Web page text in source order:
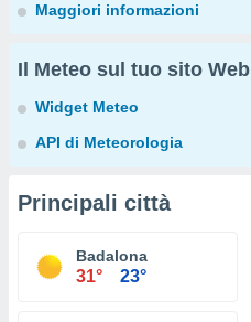
Maggiori informazioni
Il Meteo sul tuo sito Web
Widget Meteo
API di Meteorologia
Principali città
Badalona
31° 23°